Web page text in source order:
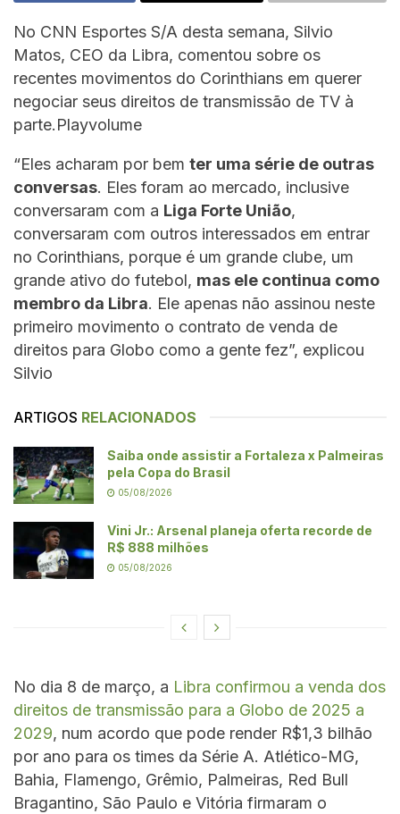
No CNN Esportes S/A desta semana, Silvio
Matos, CEO da Libra, comentou sobre os
recentes movimentos do Corinthians em querer
negociar seus direitos de transmissão de TV à
parte.Playvolume
“Eles acharam por bem ter uma série de outras
conversas. Eles foram ao mercado, inclusive
conversaram com a Liga Forte União,
conversaram com outros interessados em entrar
no Corinthians, porque é um grande clube, um
grande ativo do futebol, mas ele continua como
membro da Libra. Ele apenas não assinou neste
primeiro movimento o contrato de venda de
direitos para Globo como a gente fez”, explicou
Silvio
ARTIGOS RELACIONADOS
Saiba onde assistir a Fortaleza x Palmeiras
pela Copa do Brasil
05/08/2026
Vini Jr.: Arsenal planeja oferta recorde de
R$ 888 milhões
05/08/2026
No dia 8 de março, a Libra confirmou a venda dos
direitos de transmissão para a Globo de 2025 a
2029, num acordo que pode render R$1,3 bilhão
por ano para os times da Série A. Atlético-MG,
Bahia, Flamengo, Grêmio, Palmeiras, Red Bull
Bragantino, São Paulo e Vitória firmaram o